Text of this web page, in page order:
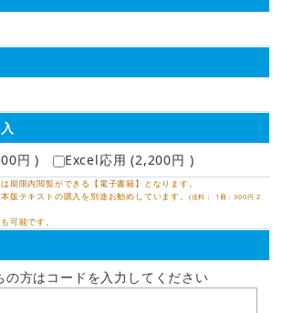
円 )
Excel応用 (2,200円 )
期限内閲覧ができる【電子書籍】となります。
版テキストの購入を別途お勧めしています。
(送料： 1冊：300円 2
可能です。
の方はコードを入力してください